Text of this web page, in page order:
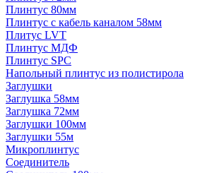
Плинтус 80мм
Плинтус с кабель каналом 58мм
Плитус LVT
Плинтус МДФ
Плинтус SPC
Напольный плинтус из полистирола
Заглушки
Заглушка 58мм
Заглушка 72мм
Заглушки 100мм
Заглушки 55м
Микроплинтус
Соединитель